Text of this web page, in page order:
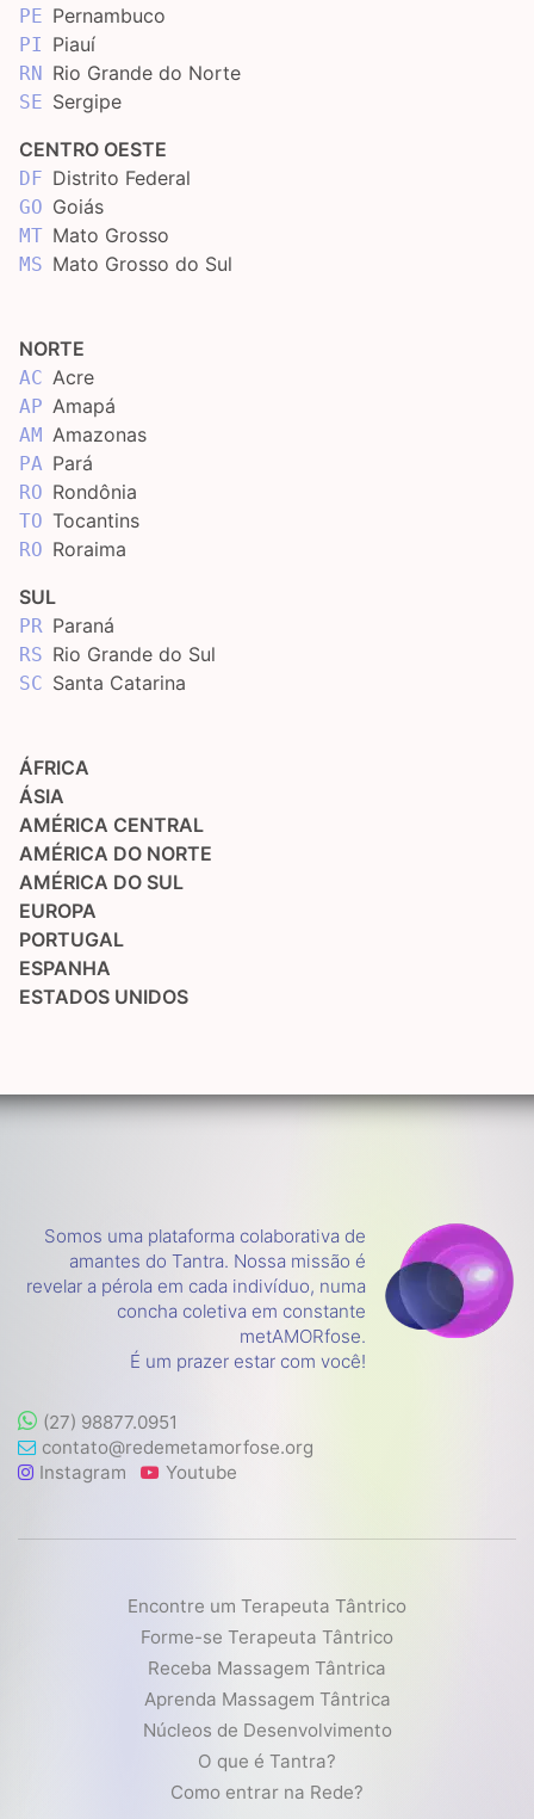
PE Pernambuco
PI Piauí
RN Rio Grande do Norte
SE Sergipe
CENTRO OESTE
DF Distrito Federal
GO Goiás
MT Mato Grosso
MS Mato Grosso do Sul
NORTE
AC Acre
AP Amapá
AM Amazonas
PA Pará
RO Rondônia
TO Tocantins
RO Roraima
SUL
PR Paraná
RS Rio Grande do Sul
SC Santa Catarina
ÁFRICA
ÁSIA
AMÉRICA CENTRAL
AMÉRICA DO NORTE
AMÉRICA DO SUL
EUROPA
PORTUGAL
ESPANHA
ESTADOS UNIDOS
Somos uma plataforma colaborativa de
amantes do Tantra. Nossa missão é
revelar a pérola em cada indivíduo, numa
concha coletiva em constante
metAMORfose.
É um prazer estar com você!
(27) 98877.0951
contato@redemetamorfose.org
Instagram
Youtube
Encontre um Terapeuta Tântrico
Forme-se Terapeuta Tântrico
Receba Massagem Tântrica
Aprenda Massagem Tântrica
Núcleos de Desenvolvimento
O que é Tantra?
Como entrar na Rede?